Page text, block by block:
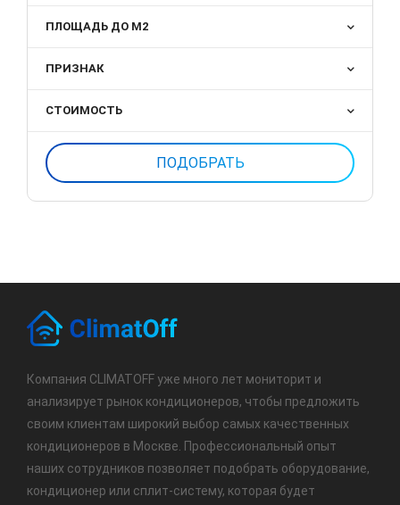
ПЛОЩАДЬ ДО М2
ПРИЗНАК
СТОИМОСТЬ
Компания CLIMATOFF уже много лет мониторит и
анализирует рынок кондиционеров, чтобы предложить
своим клиентам широкий выбор самых качественных
кондиционеров в Москве. Профессиональный опыт
наших сотрудников позволяет подобрать оборудование,
кондиционер или сплит-систему, которая будет